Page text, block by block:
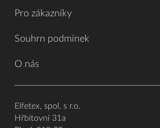
Pro zákazníky
Souhrn podmínek
O nás
Elfetex, spol. s r.o.
Hřbitovní 31a